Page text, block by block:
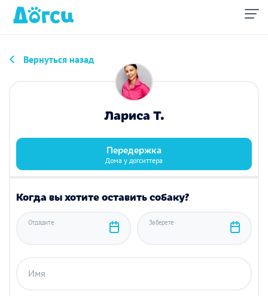
Вернуться назад
Лариса Т.
Передержка
Дома у догситтера
Когда вы хотите оставить собаку?
Отдадите Заберете
Имя